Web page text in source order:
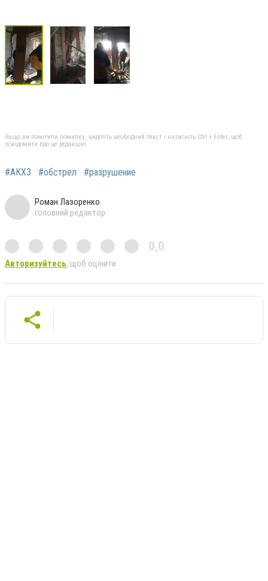
Якщо ви помітили помилку, виділіть необхідний текст і натисніть Ctrl + Enter, щоб
повідомити про це редакцію
#АКХЗ #обстрел #разрушение
Роман Лазоренко
головний редактор
0,0
Авторизуйтесь, щоб оцінити